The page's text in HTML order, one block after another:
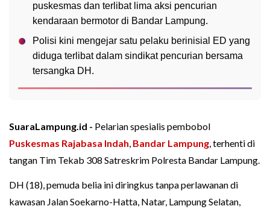
puskesmas dan terlibat lima aksi pencurian
kendaraan bermotor di Bandar Lampung.
Polisi kini mengejar satu pelaku berinisial ED yang
diduga terlibat dalam sindikat pencurian bersama
tersangka DH.
SuaraLampung.id - Pelarian spesialis pembobol
Puskesmas Rajabasa Indah, Bandar Lampung, terhenti di
tangan Tim Tekab 308 Satreskrim Polresta Bandar Lampung.
DH (18), pemuda belia ini diringkus tanpa perlawanan di
kawasan Jalan Soekarno-Hatta, Natar, Lampung Selatan,